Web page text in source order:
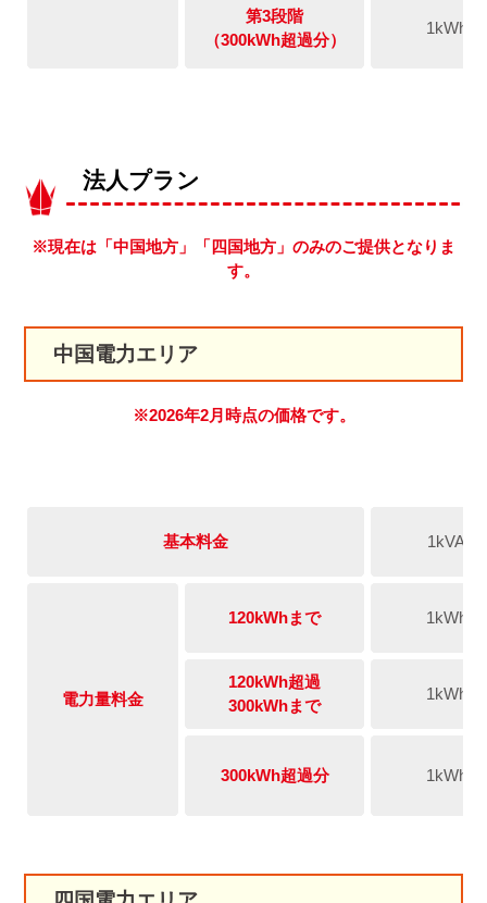
第3段階
（300kWh超過分）
1kWh
法人プラン
※現在は「中国地方」「四国地方」のみのご提供となりま
す。
中国電力エリア
※2026年2月時点の価格です。
基本料金 1kVA
電力量料金
120kWhまで 1kWh
120kWh超過
300kWhまで
1kWh
300kWh超過分 1kWh